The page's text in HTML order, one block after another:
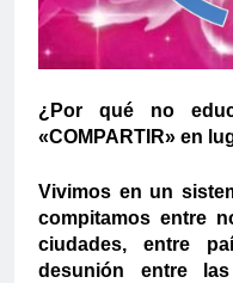
¿Por qué no
«COMPARTIR» en
Vivimos en un
compitamos entre
ciudades, entre
desunión entre